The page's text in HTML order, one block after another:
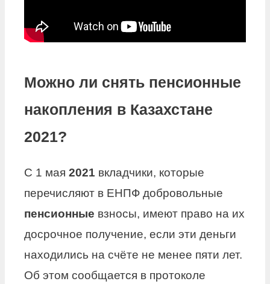
Можно ли снять пенсионные
накопления в Казахстане
2021?
С 1 мая 2021 вкладчики, которые
перечисляют в ЕНПФ добровольные
пенсионные взносы, имеют право на их
досрочное получение, если эти деньги
находились на счёте не менее пяти лет.
Об этом сообщается в протоколе